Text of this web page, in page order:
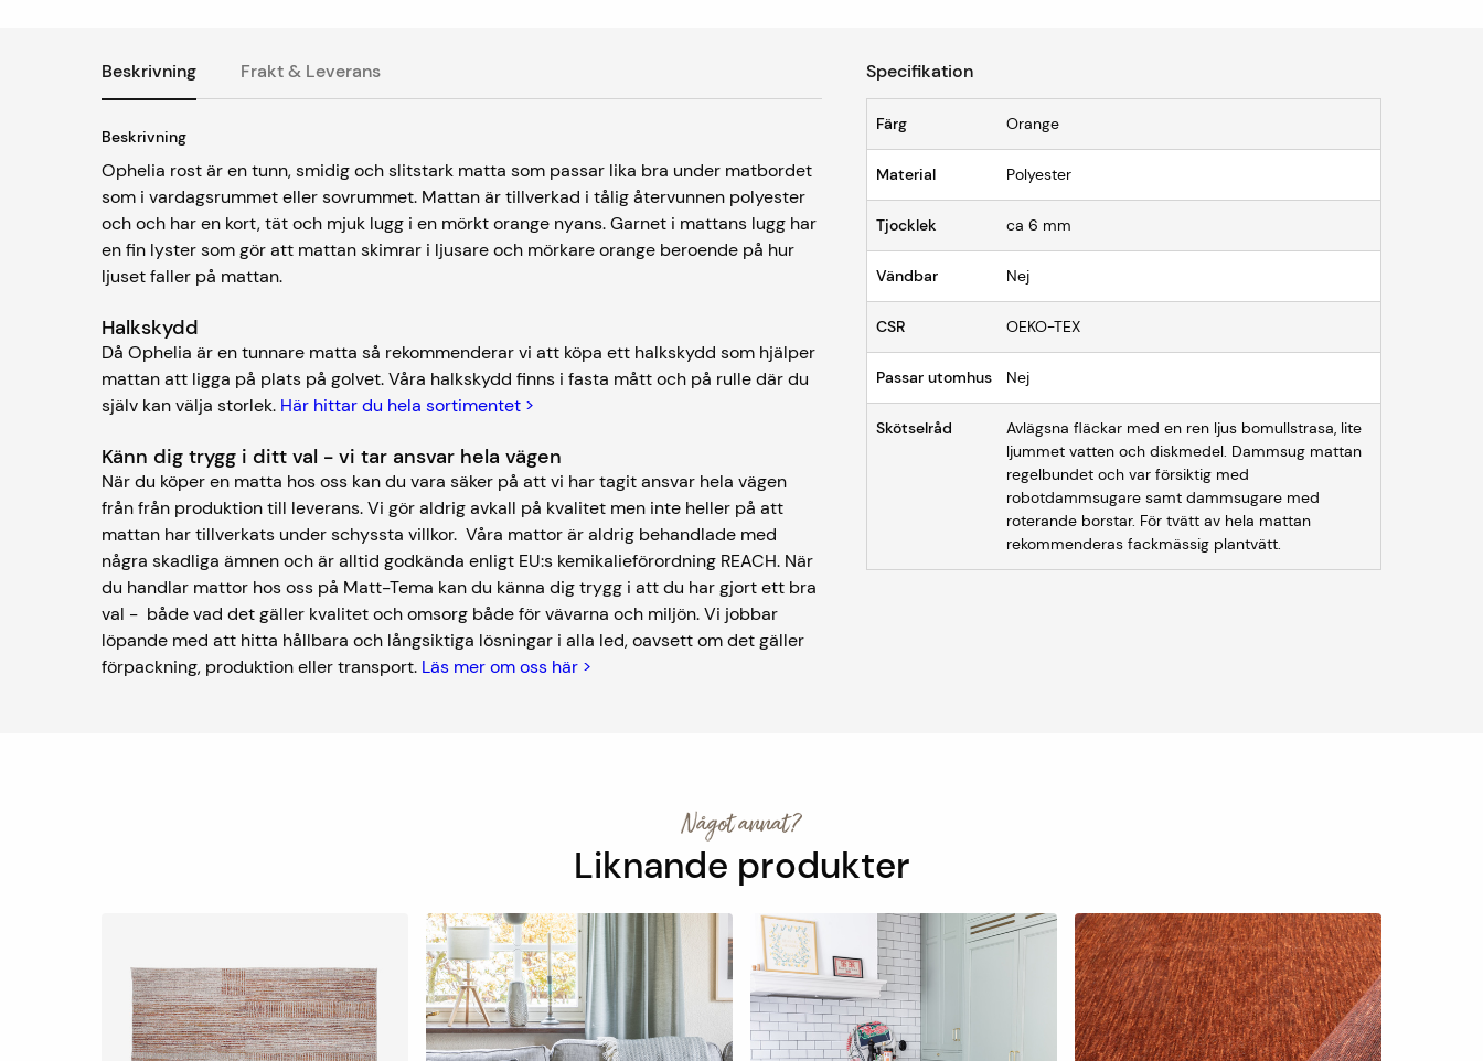
Beskrivning Frakt & Leverans
Beskrivning
Ophelia rost är en tunn, smidig och slitstark matta som passar lika bra under matbordet
som i vardagsrummet eller sovrummet. Mattan är tillverkad i tålig återvunnen polyester
och och har en kort, tät och mjuk lugg i en mörkt orange nyans. Garnet i mattans lugg har
en fin lyster som gör att mattan skimrar i ljusare och mörkare orange beroende på hur
ljuset faller på mattan.
Halkskydd
Då Ophelia är en tunnare matta så rekommenderar vi att köpa ett halkskydd som hjälper
mattan att ligga på plats på golvet. Våra halkskydd finns i fasta mått och på rulle där du
själv kan välja storlek. Här hittar du hela sortimentet >
Känn dig trygg i ditt val - vi tar ansvar hela vägen
När du köper en matta hos oss kan du vara säker på att vi har tagit ansvar hela vägen
från från produktion till leverans. Vi gör aldrig avkall på kvalitet men inte heller på att
mattan har tillverkats under schyssta villkor. Våra mattor är aldrig behandlade med
några skadliga ämnen och är alltid godkända enligt EU:s kemikalieförordning REACH. När
du handlar mattor hos oss på Matt-Tema kan du känna dig trygg i att du har gjort ett bra
val - både vad det gäller kvalitet och omsorg både för vävarna och miljön. Vi jobbar
löpande med att hitta hållbara och långsiktiga lösningar i alla led, oavsett om det gäller
förpackning, produktion eller transport. Läs mer om oss här >
Specifikation
Färg Orange
Material Polyester
Tjocklek ca 6 mm
Vändbar Nej
CSR OEKO-TEX
Passar utomhus Nej
Skötselråd
Avlägsna fläckar med en ren ljus bomullstrasa, lite
ljummet vatten och diskmedel. Dammsug mattan
regelbundet och var försiktig med
robotdammsugare samt dammsugare med
roterande borstar. För tvätt av hela mattan
rekommenderas fackmässig plantvätt.
Något annat?
Liknande produkter